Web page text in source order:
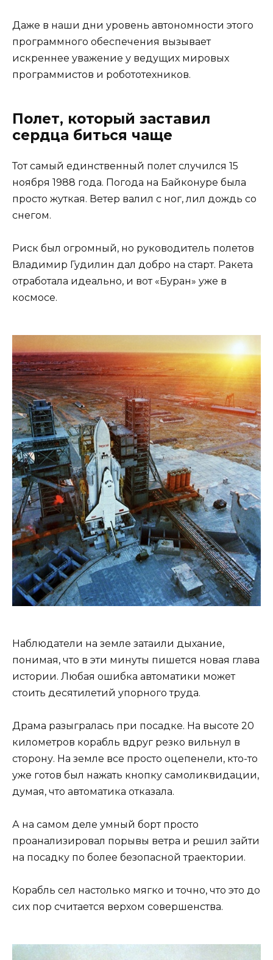
Даже в наши дни уровень автономности этого
программного обеспечения вызывает
искреннее уважение у ведущих мировых
программистов и робототехников.
Полет, который заставил
сердца биться чаще
Тот самый единственный полет случился 15
ноября 1988 года. Погода на Байконуре была
просто жуткая. Ветер валил с ног, лил дождь со
снегом.
Риск был огромный, но руководитель полетов
Владимир Гудилин дал добро на старт. Ракета
отработала идеально, и вот «Буран» уже в
космосе.
Наблюдатели на земле затаили дыхание,
понимая, что в эти минуты пишется новая глава
истории. Любая ошибка автоматики может
стоить десятилетий упорного труда.
Драма разыгралась при посадке. На высоте 20
километров корабль вдруг резко вильнул в
сторону. На земле все просто оцепенели, кто-то
уже готов был нажать кнопку самоликвидации,
думая, что автоматика отказала.
А на самом деле умный борт просто
проанализировал порывы ветра и решил зайти
на посадку по более безопасной траектории.
Корабль сел настолько мягко и точно, что это до
сих пор считается верхом совершенства.